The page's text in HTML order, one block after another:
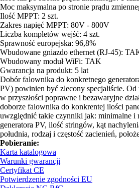
Moc maksymalna po stronie prądu
Ilość MPPT: 2 szt.
Zakres napięć MPPT: 80V - 800V
Liczba kompletów wejść: 4 szt.
Sprawność europejska: 96,8%
Wbudowane gniazdo ethernet (RJ-45):
Wbudowany moduł WiFi: TAK
Gwarancja na produkt: 5 lat
Dobór falownika do konkretnego
PV) powinien być zlecony specjaliście. Od
w przyszłości poprawne i bezawaryjne
doborze falownika do konkrentej ilości
uwzględnić takie czynniki jak: minimalne i
generatora PV, ilość stringów, kąt
południa, rodzaj i częstość zacienień,
Pobieranie:
Karta katalogowa
Warunki gwarancji
Certyfikat CE
Potwierdzenie zgodności EU